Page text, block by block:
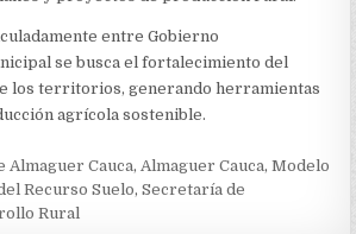
entre Gobierno
se busca el fortalecimiento del
los territorios, generando herramientas
agrícola sostenible.
Almaguer Cauca,Almaguer Cauca,Modelo
Recurso Suelo,Secretaría de
Rural